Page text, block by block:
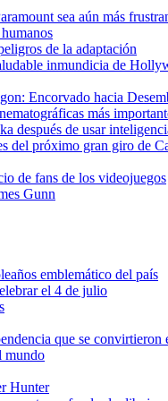
sea aún más
de la adaptación
inmundicia de
Encorvado hacia
más
después de usar
del próximo gran giro de
de fans de los videojuegos
Gunn
emblemático del país
el 4 de julio
que se convirtieron
mundo
Hunter